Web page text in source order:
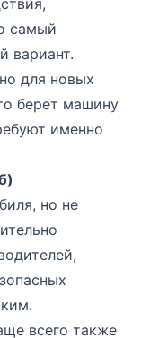
самый
вариант.
для новых
берет машину
именно
но не
всего также